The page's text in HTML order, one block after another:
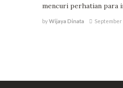
mencuri perhatian para
byWijaya Dinata September